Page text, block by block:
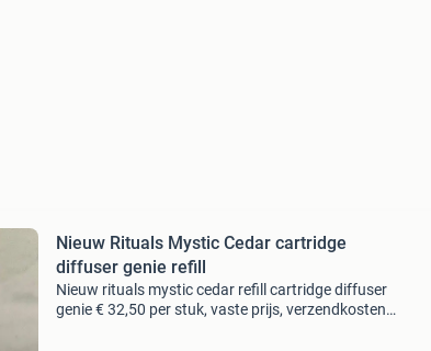
Nieuw Rituals Mystic Cedar cartridge
diffuser genie refill
Nieuw rituals mystic cedar refill cartridge diffuser
genie € 32,50 per stuk, vaste prijs, verzendkosten